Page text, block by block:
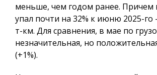
меньше, чем годом ранее. Причем
упал почти на 32% к июню 2025-
т-км. Для сравнения, в мае по
незначительная, но
(+1%).